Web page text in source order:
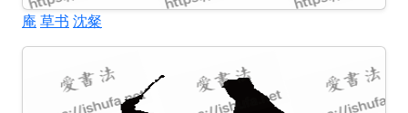
庵 草书 沈粲